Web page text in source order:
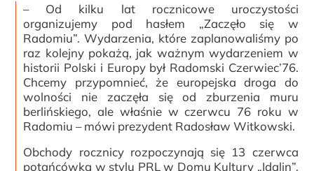
– Od kilku lat rocznicowe uroczystości
organizujemy pod hasłem „Zaczęło się w
Radomiu”. Wydarzenia, które zaplanowaliśmy po
raz kolejny pokażą, jak ważnym wydarzeniem w
historii Polski i Europy był Radomski Czerwiec’76.
Chcemy przypomnieć, że europejska droga do
wolności nie zaczęła się od zburzenia muru
berlińskiego, ale właśnie w czerwcu 76 roku w
Radomiu – mówi prezydent Radosław Witkowski.
Obchody rocznicy rozpoczynają się 13 czerwca
potańcówką w stylu PRL w Domu Kultury „Idalin”.